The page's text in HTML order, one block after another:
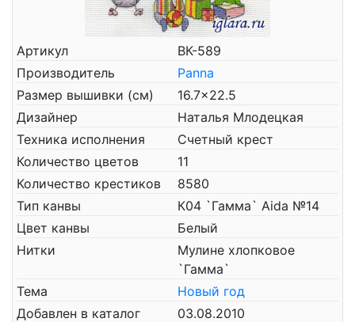
Артикул
ВК-589
Производитель
Panna
Размер вышивки (см)
16.7x22.5
Дизайнер
Наталья Млодецкая
Техника исполнения
Счетный крест
Количество цветов
11
Количество крестиков
8580
Тип канвы
К04 `Гамма` Aida №14
Цвет канвы
Белый
Нитки
Мулине хлопковое
`Гамма`
Тема
Новый год
Добавлен в каталог
03.08.2010